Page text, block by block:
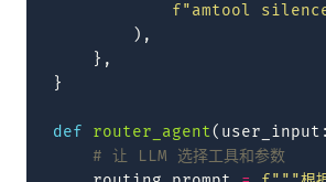
f"amtool
),
},
}
def router_agent( user_input :
# 让 LLM 选择工具和参数